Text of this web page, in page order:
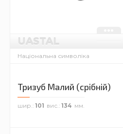
UASTAL
Національна символіка
Тризуб Малий (срібній)
шир. 101 вис. 134